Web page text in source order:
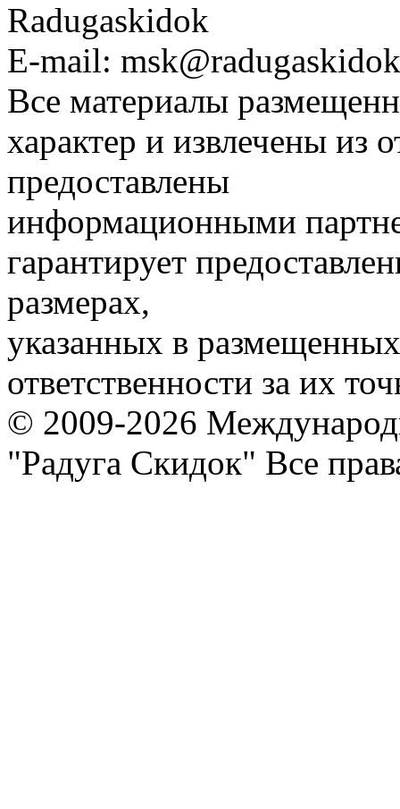
Radugaskidok
E-mail:
Все материалы
характер и извлечены из
предоставлены
информационными
гарантирует
размерах,
указанных в
ответственности за их
© 2009-2026
"Радуга Скидок" Все